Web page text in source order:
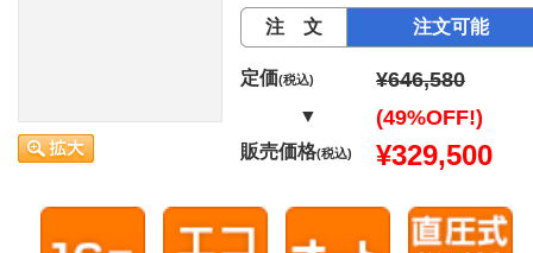
注 文 注文可能
定価(税込) ¥646,580
▼ (49%OFF!)
販売価格(税込) ¥329,500